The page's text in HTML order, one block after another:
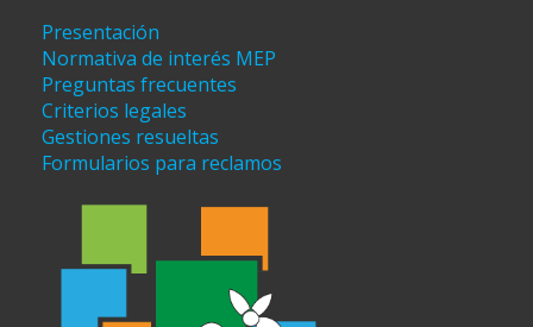
Presentación
Normativa de interés MEP
Preguntas frecuentes
Criterios legales
Gestiones resueltas
Formularios para reclamos